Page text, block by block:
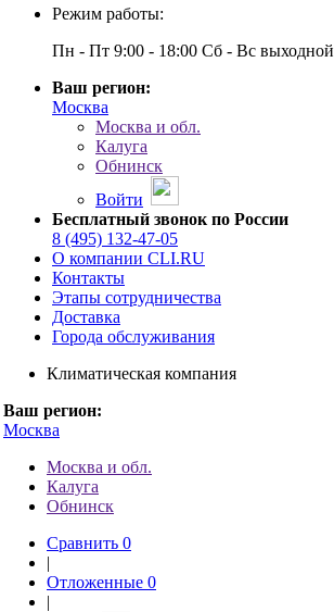
Режим работы:
Пн - Пт 9:00 - 18:00 Сб - Вс выходной
Ваш регион:
Москва
Москва и обл.
Калуга
Обнинск
Войти
Бесплатный звонок по России
8 (495) 132-47-05
О компании CLI.RU
Контакты
Этапы сотрудничества
Доставка
Города обслуживания
Климатическая компания
Ваш регион:
Москва
Москва и обл.
Калуга
Обнинск
Сравнить 0
|
Отложенные 0
|